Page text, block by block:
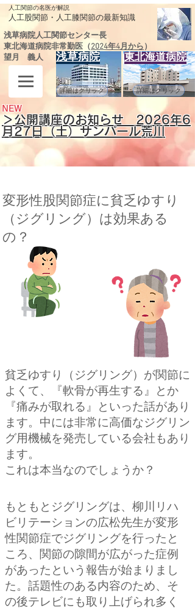
人工関節の名医が解説
​人工股関節・人工膝関節の最新知識
浅草病院人工関節センター長
東北海道病院非常勤医（2024年4月から）
望月 義人浅草病院 東北海道病院
詳細はクリック 詳細はクリック
NEW
＞公開講座のお知らせ 2026年6
月27日（土）サンパール荒川
変形性股関節症に貧乏ゆすり
（ジグリング）は効果ある
の？
貧乏ゆすり（ジグリング）が関節に
よくて、『軟骨が再生する』とか
『痛みが取れる』といった話があり
ます。中には非常に高価なジグリン
グ用機械を発売している会社もあり
ます。
これは本当なのでしょうか？
もともとジグリングは、柳川リハ
ビリテーションの広松先生が変形
性関節症でジグリングを行ったと
ころ、関節の隙間が広がった症例
があったという報告が始まりまし
た。話題性のある内容のため、そ
の後テレビにも取り上げられ多く